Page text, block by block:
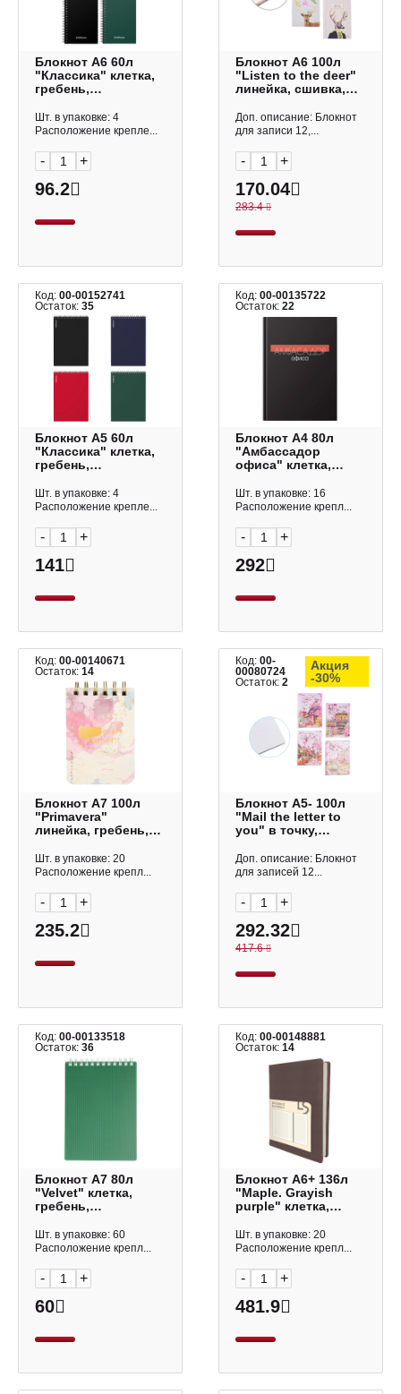
Блокнот А6 60л
"Классика" клетка,
гребень,
ассорти 49668 Erich
Krause
Шт. в упаковке: 4
Расположение крепле...
- +
96.2
Блокнот А6 100л
"Listen to the deer"
линейка, сшивка,
ассорти M-3858
MAZARI
Доп. описание: Блокнот
для записи 12,...
- +
170.04
283.4
Код: 00-00152741
Остаток: 35
Блокнот А5 60л
"Классика" клетка,
гребень,
ассорти 49675 Erich
Krause
Шт. в упаковке: 4
Расположение крепле...
- +
141
Код:00-00135722
Остаток:22
Блокнот А4 80л
"Амбассадор
офиса" клетка,
интегр.обл., картон,
рисунок
Шт. в упаковке: 16
Расположение крепл...
- +
292
Код: 00-00140671
Остаток: 14
Блокнот А7 100л
"Primavera"
линейка, гребень,
рисунок 3-100-
009/12 Bruno
Шт. в упаковке: 20
Расположение крепл...
- +
235.2
Код:00-
00080724
Остаток:2
Акция
-30%
Блокнот А5- 100л
"Mail the letter to
you" в точку,
интегр.обл., ПВХ,
ассорти M-3842
Доп. описание: Блокнот
для записей 12...
- +
292.32
417.6
Код: 00-00133518
Остаток: 36
Блокнот А7 80л
"Velvet" клетка,
гребень,
зеленый
80Б7В1гр_01607
Шт. в упаковке: 60
Расположение крепл...
- +
60
Код:00-00148881
Остаток:14
Блокнот А6+ 136л
"Maple. Grayish
purple" клетка,
иск.кожа
БМКК61364610
Шт. в упаковке: 20
Расположение крепл...
- +
481.9